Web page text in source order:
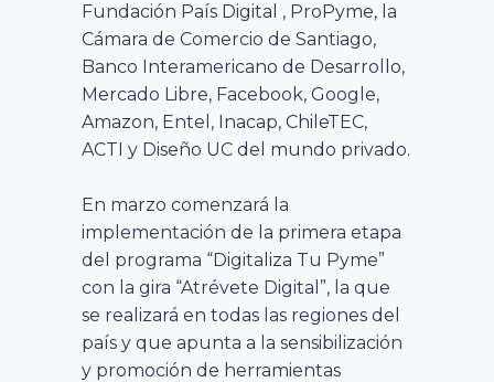
Fundación País Digital , ProPyme, la
Cámara de Comercio de Santiago,
Banco Interamericano de Desarrollo,
Mercado Libre, Facebook, Google,
Amazon, Entel, Inacap, ChileTEC,
ACTI y Diseño UC del mundo privado.
En marzo comenzará la
implementación de la primera etapa
del programa “Digitaliza Tu Pyme”
con la gira “Atrévete Digital”, la que
se realizará en todas las regiones del
país y que apunta a la sensibilización
y promoción de herramientas